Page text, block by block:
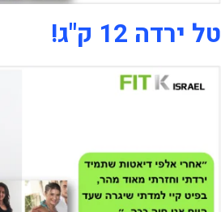
טל ירדה 12 ק"ג!